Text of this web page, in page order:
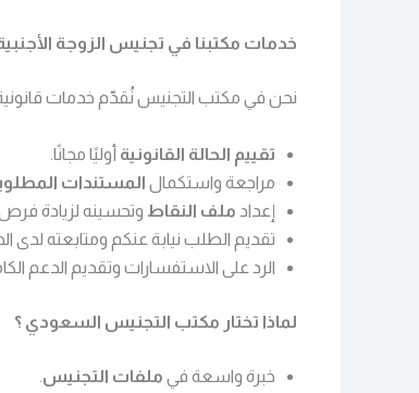
خدمات مكتبنا في تجنيس الزوجة
نحن في مكتب التجنيس نُقدّم خدمات
تقييم الحالة القانونية أوليًا مجانًا.
مراجعة واستكمال المستندات
إعداد ملف النقاط وتحسينه لزيادة فرص
تقديم الطلب نيابة عنكم ومتابعته لدى
الرد على الاستفسارات وتقديم الدعم
لماذا تختار مكتب التجنيس السعودي ؟
خبرة واسعة في ملفات التجنيس